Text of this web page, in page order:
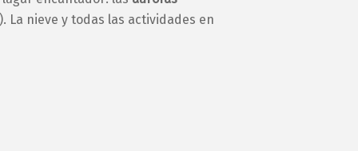
nieve y todas las actividades en